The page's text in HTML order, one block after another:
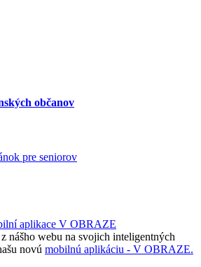
občanov
pre seniorov
nášho webu na svojich inteligentných
novú mobilnú aplikáciu - V OBRAZE.